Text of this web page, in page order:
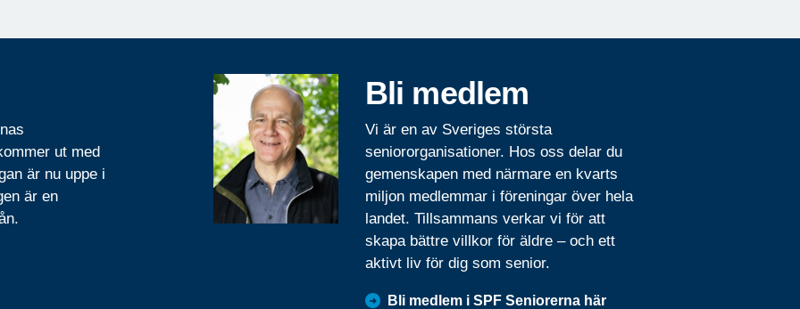
ut med
är nu uppe i
är en
Bli medlem
Vi är en av Sveriges största
seniororganisationer. Hos oss delar du
gemenskapen med närmare en kvarts
miljon medlemmar i föreningar över hela
landet. Tillsammans verkar vi för att
skapa bättre villkor för äldre – och ett
aktivt liv för dig som senior.
Bli medlem i SPF Seniorerna här